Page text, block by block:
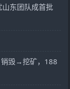
东团队成首批
毁→挖矿，188